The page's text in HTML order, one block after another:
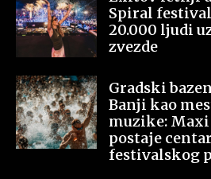
Spiral
20.000 ljudi
zvezde
Gradski
Banji kao
muzike: Maxi
postaje
festivalskog